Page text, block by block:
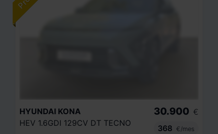
HYUNDAI KONA
HEV 1.6GDI 129CV DT TECNO
30.900 €
368
€/mes